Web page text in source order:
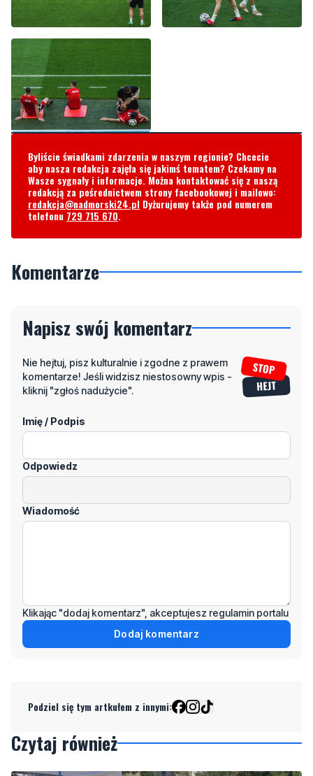
Byliście świadkami zdarzenia w naszym regionie? Chcecie
aby nasza redakcja zajęła się jakimś tematem? Czekamy na
Wasze sygnały i informacje. Można kontaktować się z naszą
redakcją za pośrednictwem strony facebookowej i mailowo:
redakcja@nadmorski24.pl Dyżurujemy także pod numerem
telefonu 729 715 670.
Komentarze
Napisz swój komentarz
Nie hejtuj, pisz kulturalnie i zgodne z prawem
komentarze! Jeśli widzisz niestosowny wpis -
kliknij "zgłoś nadużycie".
Imię / Podpis
Odpowiedz
Wiadomość
Klikając "dodaj komentarz", akceptujesz regulamin portalu
Dodaj komentarz
Podziel się tym artkułem z innymi:
Czytaj również